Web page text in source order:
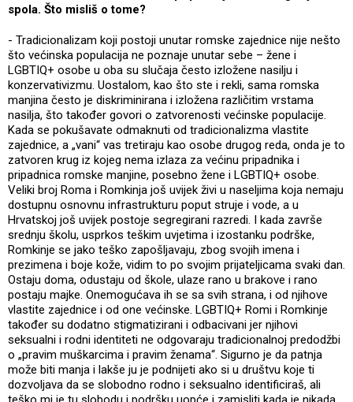
spola. Što misliš o tome?
- Tradicionalizam koji postoji unutar romske zajednice nije nešto
što većinska populacija ne poznaje unutar sebe – žene i
LGBTIQ+ osobe u oba su slučaja često izložene nasilju i
konzervativizmu. Uostalom, kao što ste i rekli, sama romska
manjina često je diskriminirana i izložena različitim vrstama
nasilja, što također govori o zatvorenosti većinske populacije.
Kada se pokušavate odmaknuti od tradicionalizma vlastite
zajednice, a „vani“ vas tretiraju kao osobe drugog reda, onda je to
zatvoren krug iz kojeg nema izlaza za većinu pripadnika i
pripadnica romske manjine, posebno žene i LGBTIQ+ osobe.
Veliki broj Roma i Romkinja još uvijek živi u naseljima koja nemaju
dostupnu osnovnu infrastrukturu poput struje i vode, a u
Hrvatskoj još uvijek postoje segregirani razredi. I kada završe
srednju školu, usprkos teškim uvjetima i izostanku podrške,
Romkinje se jako teško zapošljavaju, zbog svojih imena i
prezimena i boje kože, vidim to po svojim prijateljicama svaki dan.
Ostaju doma, odustaju od škole, ulaze rano u brakove i rano
postaju majke. Onemogućava ih se sa svih strana, i od njihove
vlastite zajednice i od one većinske. LGBTIQ+ Romi i Romkinje
također su dodatno stigmatizirani i odbacivani jer njihovi
seksualni i rodni identiteti ne odgovaraju tradicionalnoj predodžbi
o „pravim muškarcima i pravim ženama“. Sigurno je da patnja
može biti manja i lakše ju je podnijeti ako si u društvu koje ti
dozvoljava da se slobodno rodno i seksualno identificiraš, ali